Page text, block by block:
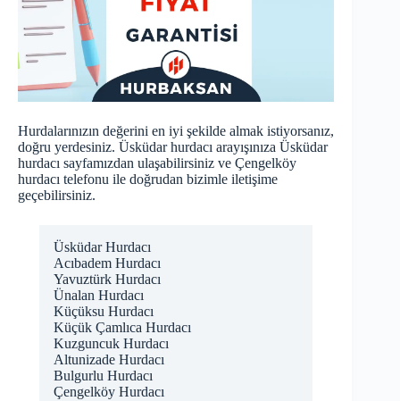
Hurdalarınızın değerini en iyi şekilde almak istiyorsanız,
doğru yerdesiniz. Üsküdar hurdacı arayışınıza Üsküdar
hurdacı sayfamızdan ulaşabilirsiniz ve Çengelköy
hurdacı telefonu ile doğrudan bizimle iletişime
geçebilirsiniz.
Üsküdar Hurdacı
Acıbadem Hurdacı
Yavuztürk Hurdacı
Ünalan Hurdacı
Küçüksu Hurdacı
Küçük Çamlıca Hurdacı
Kuzguncuk Hurdacı
Altunizade Hurdacı
Bulgurlu Hurdacı
Çengelköy Hurdacı